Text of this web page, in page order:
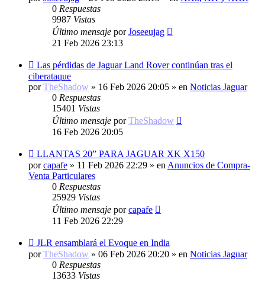
0 Respuestas
9987 Vistas
Último mensaje porJoseeujag
21 Feb 2026 23:13
Nuevo
mensaje
Las pérdidas de Jaguar Land Rover continúan tras el
ciberataque
porTheShadow » 16 Feb 2026 20:05 » en Noticias Jaguar
0 Respuestas
15401 Vistas
Último mensaje porTheShadow
16 Feb 2026 20:05
Nuevo
mensaje
LLANTAS 20” PARA JAGUAR XK X150
porcapafe » 11 Feb 2026 22:29 » en Anuncios de Compra-
Venta Particulares
0 Respuestas
25929 Vistas
Último mensaje porcapafe
11 Feb 2026 22:29
Nuevo
mensaje
JLR ensamblará el Evoque en India
porTheShadow » 06 Feb 2026 20:20 » en Noticias Jaguar
0 Respuestas
13633 Vistas